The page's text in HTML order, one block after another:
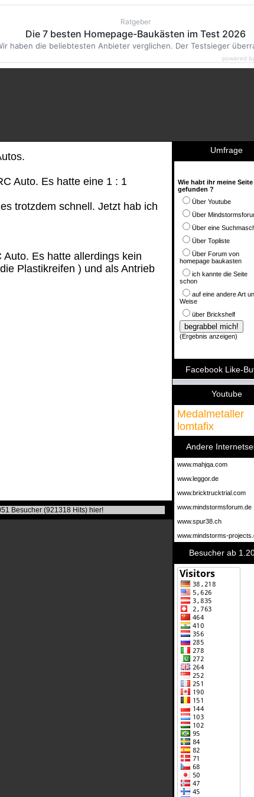
Auto. Es hatte eine 1 : 1
trotzdem schnell. Jetzt hab ich
Es hatte allerdings kein
Plastikreifen ) und als Antrieb
Besucher (921318 Hits) hier!
Umfrage
Wie habt ihr meine Seite
gefunden ?
Über Youtube
Über
Über eine
Über Topliste
Über Forum von
homepage baukasten
ich kannte die Seite
schon
auf eine andere Art
Weise
über Brickshelf
(Ergebnis anzeigen)
Facebook Like-
Youtube
Medalmetaller
lomtafix
Andere
www.mahjqa.com
www.leggor.de
www.bricktrucktrial.com
www.mindstormsforum.de
www.spur38.ch
www.mindstorms-
Besucher ab
Ratgeber
Die 7 besten Homepage-Baukästen im Test 2026
haben die beliebtesten Anbieter verglichen. Der Testsieger
powered